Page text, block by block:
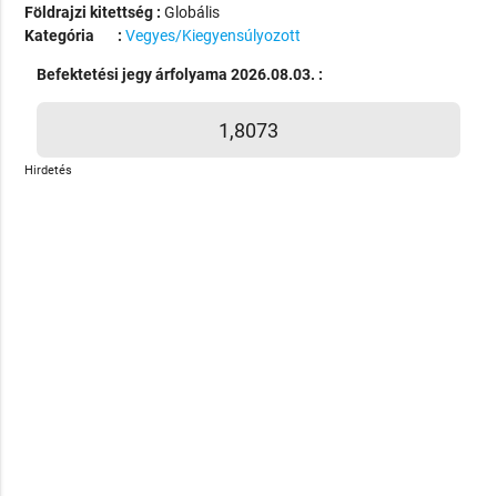
Földrajzi kitettség :Globális
Kategória : Vegyes/Kiegyensúlyozott
Befektetési jegy árfolyama 2026.08.03. :
1,8073
Hirdetés